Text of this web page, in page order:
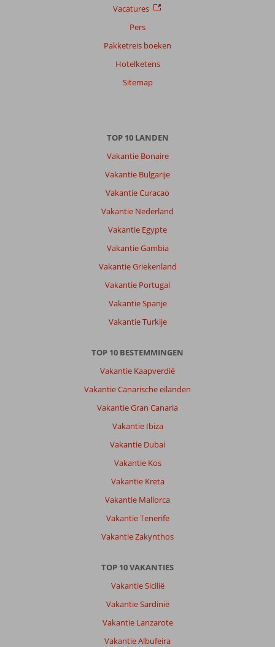
Vacatures
Pers
Pakketreis boeken
Hotelketens
Sitemap
TOP 10 LANDEN
Vakantie Bonaire
Vakantie Bulgarije
Vakantie Curacao
Vakantie Nederland
Vakantie Egypte
Vakantie Gambia
Vakantie Griekenland
Vakantie Portugal
Vakantie Spanje
Vakantie Turkije
TOP 10 BESTEMMINGEN
Vakantie Kaapverdië
Vakantie Canarische eilanden
Vakantie Gran Canaria
Vakantie Ibiza
Vakantie Dubai
Vakantie Kos
Vakantie Kreta
Vakantie Mallorca
Vakantie Tenerife
Vakantie Zakynthos
TOP 10 VAKANTIES
Vakantie Sicilië
Vakantie Sardinië
Vakantie Lanzarote
Vakantie Albufeira